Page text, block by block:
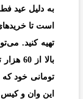
به دلیل عید
است تا
تهیه کنید.
تومانی خود
این وان و